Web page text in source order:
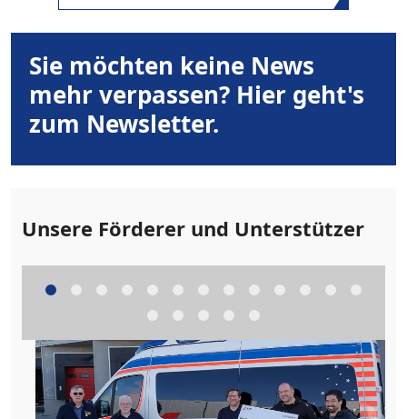
Sie möchten keine News
mehr verpassen? Hier geht's
zum Newsletter.
Unsere Förderer und Unterstützer